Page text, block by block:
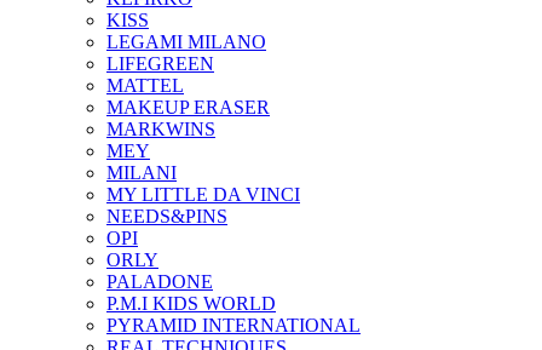
KISS
LEGAMI MILANO
LIFEGREEN
MATTEL
MAKEUP ERASER
MARKWINS
MEY
MILANI
MY LITTLE DA VINCI
NEEDS&PINS
OPI
ORLY
PALADONE
P.M.I KIDS WORLD
PYRAMID INTERNATIONAL